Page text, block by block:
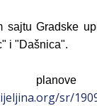
sajtu Gradske
i "Dašnica".
sr/